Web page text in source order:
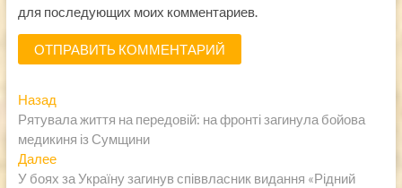
для последующих моих комментариев.
Навигация
по
записям
НазадПредыдущая
запись:
Рятувала життя на передовій: на фронті загинула бойова
медикиня із Сумщини
ДалееСледующая
запись:
У боях за Україну загинув співвласник видання «Рідний